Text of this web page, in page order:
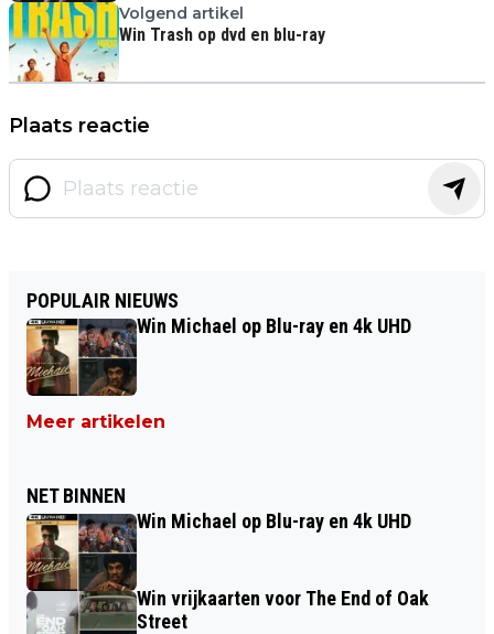
Volgend artikel
Win Trash op dvd en blu-ray
Plaats reactie
POPULAIR NIEUWS
Win Michael op Blu-ray en 4k UHD
Meer artikelen
NET BINNEN
Win Michael op Blu-ray en 4k UHD
Win vrijkaarten voor The End of Oak
Street